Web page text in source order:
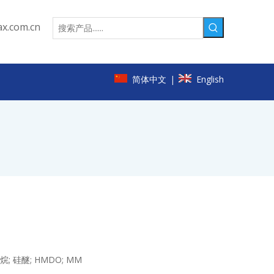
简体中文 | English
; 硅醚; HMDO; MM